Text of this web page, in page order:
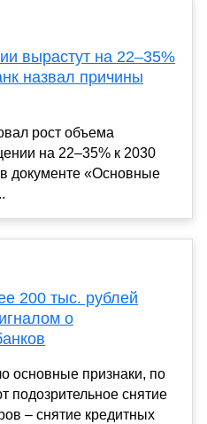
вырастут на 22–35%
назвал причины
рост объема
на 22–35% к 2030
в документе «Основные
200 тыс. рублей
о
основные признаки, по
подозрительное снятие
– снятие кредитных